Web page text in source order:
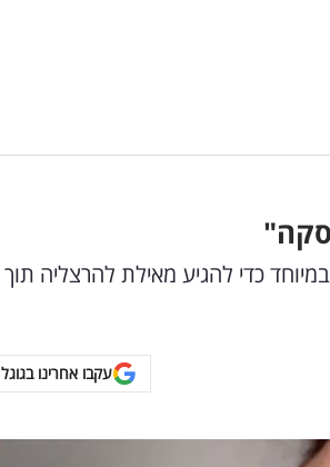
כדי להגיע מאילת להרצליה תוך
עקבו אחרינו בגוגל